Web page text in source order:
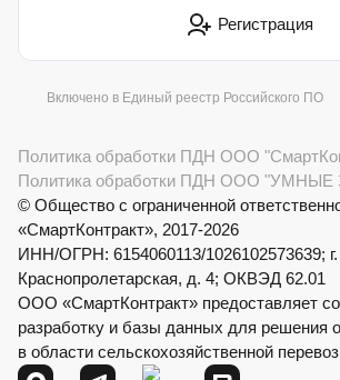
Включено в Единый реестр Российского ПО
Регистрация
© Общество с ограниченной
«СмартКонтракт», 2017-2026
ИНН/ОГРН: 6154060113/1026102573639;
Краснопролетарская, д. 4; ОКВЭД 62.01
ООО «СмартКонтракт» предоставляет
разработку и базы данных для решения
в области сельскохозяйственной
Политика обработки ПДН ООО
Политика обработки ПДН ООО "УМНЫЕ